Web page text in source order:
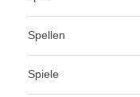
Spellen
Spiele